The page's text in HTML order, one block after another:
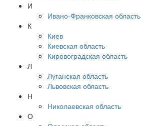
И
Ивано-Франковская область
К
Киев
Киевская область
Кировоградская область
Л
Луганская область
Львовская область
Н
Николаевская область
О